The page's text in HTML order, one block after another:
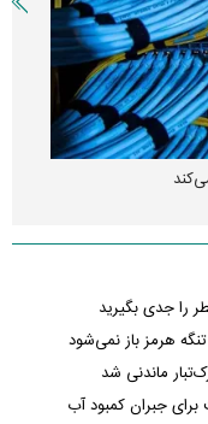
را جدی بگیرید
هرمز باز نمی‌شود
ماندنی شد
جبران کمبود آب